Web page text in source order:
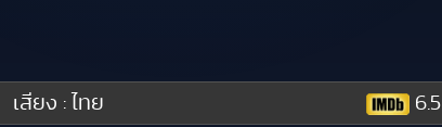
เสียง : ไทย 6.5